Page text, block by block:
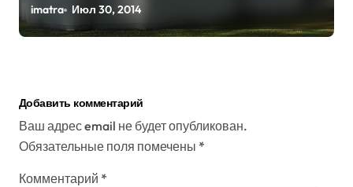
imatra Июл 30, 2014
Добавить комментарий
Ваш адрес email не будет опубликован.
Обязательные поля помечены *
Комментарий *